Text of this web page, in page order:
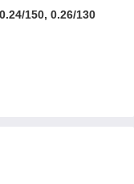
150, 0.26/130